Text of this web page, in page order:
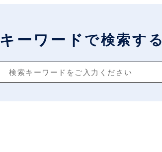
キーワード で検索する